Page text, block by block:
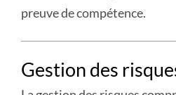
qualité
preuve de compétence.
:Gestion des